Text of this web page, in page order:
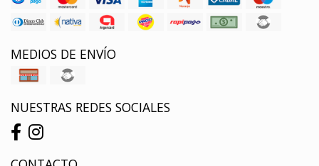
MEDIOS DE ENVÍO
NUESTRAS REDES SOCIALES